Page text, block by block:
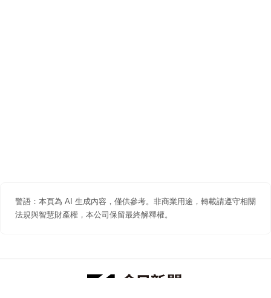
警語：本頁為 AI 生成內容，僅供參考。非商業用途，轉載請遵守相關
法規與智慧財產權，本公司保留最終解釋權。